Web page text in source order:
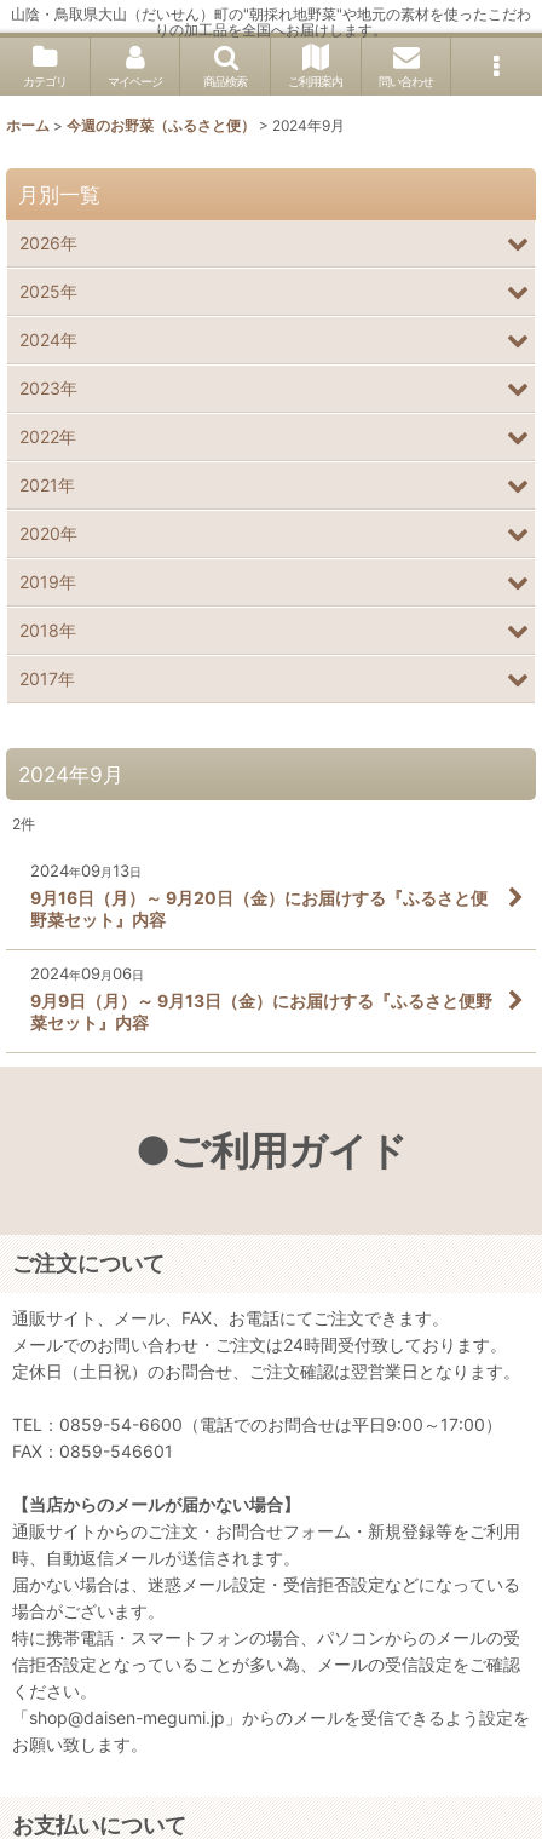
山陰・鳥取県大山（だいせん）町の"朝採れ地野菜"や地元の素材を使ったこだわ
りの加工品を全国へお届けします。
カテゴリ マイページ 商品検索 ご利用案内 問い合わせ
ホーム > 今週のお野菜（ふるさと便） > 2024年9月
2024年9月
2件
2024年09月13日
9月16日（月）～ 9月20日（金）にお届けする『ふるさと便
野菜セット』内容
2024年09月06日
9月9日（月）～ 9月13日（金）にお届けする『ふるさと便野
菜セット』内容
月別一覧
2026年
2025年
2024年
2023年
2022年
2021年
2020年
2019年
2018年
2017年
●ご利用ガイド
ご注文について
通販サイト、メール、FAX、お電話にてご注文できます。
メールでのお問い合わせ・ご注文は24時間受付致しております。
定休日（土日祝）のお問合せ、ご注文確認は翌営業日となります。
TEL：0859-54-6600（電話でのお問合せは平日9:00～17:00）
FAX：0859-546601
【当店からのメールが届かない場合】
通販サイトからのご注文・お問合せフォーム・新規登録等をご利用
時、自動返信メールが送信されます。
届かない場合は、迷惑メール設定・受信拒否設定などになっている
場合がございます。
特に携帯電話・スマートフォンの場合、パソコンからのメールの受
信拒否設定となっていることが多い為、メールの受信設定をご確認
ください。
「shop@daisen-megumi.jp」からのメールを受信できるよう設定を
お願い致します。
お支払いについて